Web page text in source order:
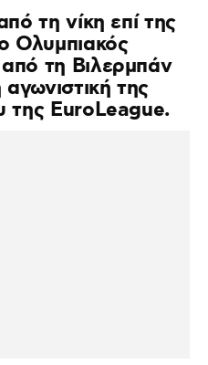
τη νίκη επί της
Ολυμπιακός
τη Βιλερμπάν
της
της EuroLeague.